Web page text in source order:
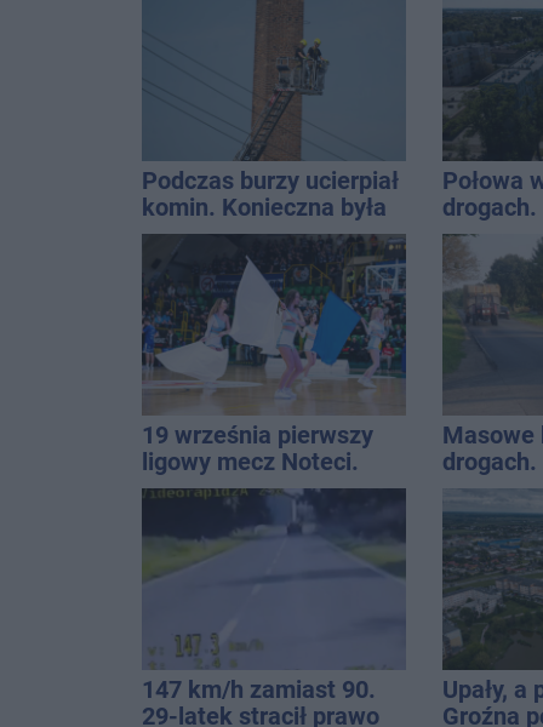
[akt.]
Podczas burzy ucierpiał
komin. Konieczna była
interwencja strażaków
Połowa
19 września pierwszy
ligowy mecz Noteci.
Znamy cały terminarz
Masowe
147 km/h zamiast 90.
29-latek stracił prawo
Upały, a
Groźna